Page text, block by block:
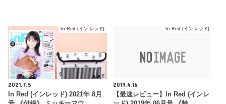
In Red (イン レッド)
2021.7.5
In Red (インレッド) 2021年 8月
In Red (イン レッド)
2019.4.16
【最速レビュー】In Red (インレ